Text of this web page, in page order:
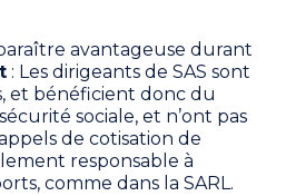
avantageuse durant
: Les dirigeants de SAS sont
et bénéficient donc du
sociale, et n’ont pas
de cotisation de
responsable à
comme dans la SARL.